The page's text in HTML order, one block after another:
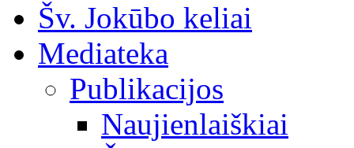
Šv. Jokūbo keliai
Mediateka
Publikacijos
Naujienlaiškiai